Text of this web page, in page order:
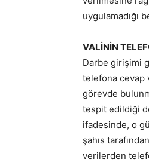
uygulamadığı
VALİNİN
Darbe girişimi
telefona cevap
görevde
tespit edildiği
ifadesinde, o
şahıs
verilerden